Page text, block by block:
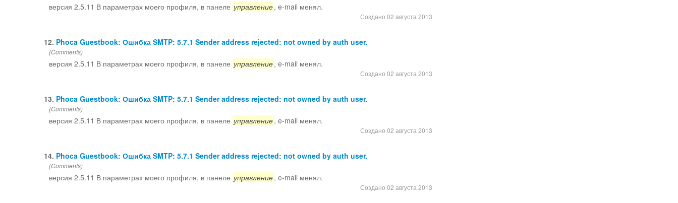
версия 2.5.11 В параметрах моего профиля, в панеле управление, e-mail менял.
Создано 02 августа 2013
12. Phoca Guestbook: Ошибка SMTP: 5.7.1 Sender address rejected: not owned by auth user.
(Comments)
версия 2.5.11 В параметрах моего профиля, в панеле управление, e-mail менял.
Создано 02 августа 2013
13. Phoca Guestbook: Ошибка SMTP: 5.7.1 Sender address rejected: not owned by auth user.
(Comments)
версия 2.5.11 В параметрах моего профиля, в панеле управление, e-mail менял.
Создано 02 августа 2013
14. Phoca Guestbook: Ошибка SMTP: 5.7.1 Sender address rejected: not owned by auth user.
(Comments)
версия 2.5.11 В параметрах моего профиля, в панеле управление, e-mail менял.
Создано 02 августа 2013